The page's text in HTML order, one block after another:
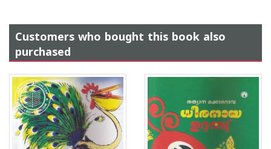
Customers who bought this book also
purchased